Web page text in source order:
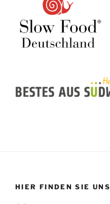
HIER FINDEN SIE UNS